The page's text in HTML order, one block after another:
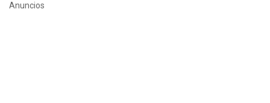
Anuncios